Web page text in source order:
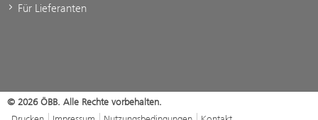
Für Lieferanten
© 2026 ÖBB. Alle Rechte vorbehalten.